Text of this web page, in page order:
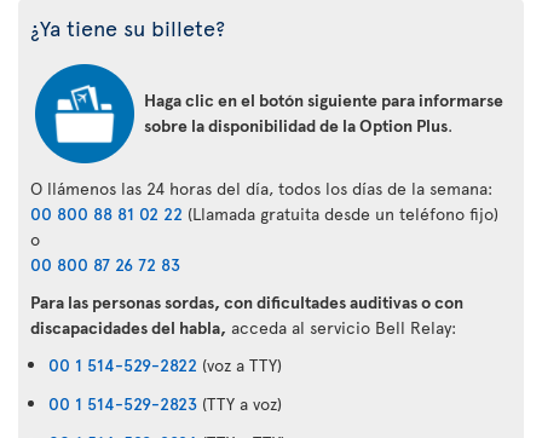
¿Ya tiene su billete?
Haga clic en el botón siguiente para informarse
sobre la disponibilidad de la Option Plus.
O llámenos las 24 horas del día, todos los días de la semana:
00 800 88 81 02 22 (Llamada gratuita desde un teléfono fijo)
o
00 800 87 26 72 83
Para las personas sordas, con dificultades auditivas o con
discapacidades del habla, acceda al servicio Bell Relay:
00 1 514-529-2822 (voz a TTY)
00 1 514-529-2823 (TTY a voz)